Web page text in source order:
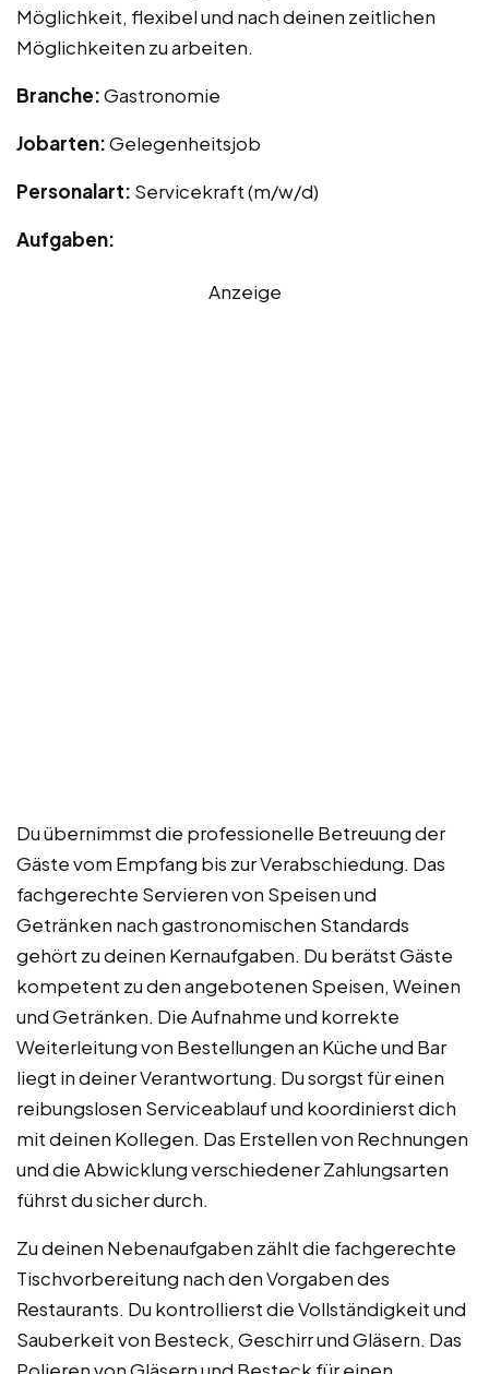
Möglichkeit, flexibel und nach deinen zeitlichen
Möglichkeiten zu arbeiten.
Branche:Gastronomie
Jobarten:Gelegenheitsjob
Personalart: Servicekraft (m/w/d)
Aufgaben:
Anzeige
Du übernimmst die professionelle Betreuung der
Gäste vom Empfang bis zur Verabschiedung. Das
fachgerechte Servieren von Speisen und
Getränken nach gastronomischen Standards
gehört zu deinen Kernaufgaben. Du berätst Gäste
kompetent zu den angebotenen Speisen, Weinen
und Getränken. Die Aufnahme und korrekte
Weiterleitung von Bestellungen an Küche und Bar
liegt in deiner Verantwortung. Du sorgst für einen
reibungslosen Serviceablauf und koordinierst dich
mit deinen Kollegen. Das Erstellen von Rechnungen
und die Abwicklung verschiedener Zahlungsarten
führst du sicher durch.
Zu deinen Nebenaufgaben zählt die fachgerechte
Tischvorbereitung nach den Vorgaben des
Restaurants. Du kontrollierst die Vollständigkeit und
Sauberkeit von Besteck, Geschirr und Gläsern. Das